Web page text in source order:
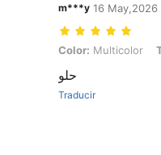
m***y 16 May,2026
Color: Multicolor,
Color: Multicolor
حلو
Traducir